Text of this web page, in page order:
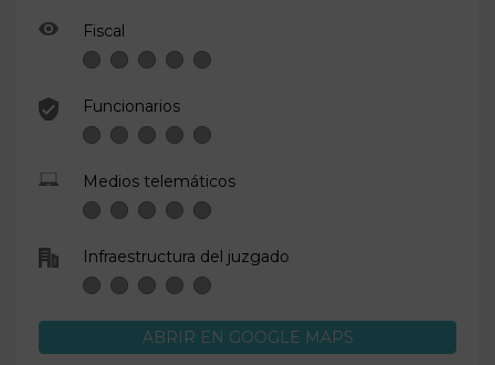
Fiscal
Funcionarios
Medios telemáticos
Infraestructura del juzgado
ABRIR EN GOOGLE MAPS